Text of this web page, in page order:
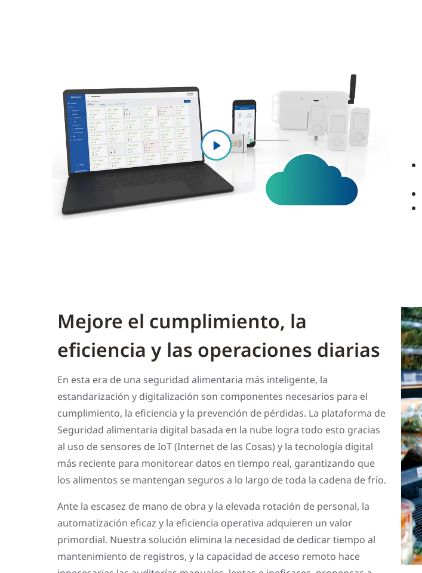
Mejore el cumplimiento, la
eficiencia y las operaciones diarias
En esta era de una seguridad alimentaria más inteligente, la
estandarización y digitalización son componentes necesarios para el
cumplimiento, la eficiencia y la prevención de pérdidas. La plataforma de
Seguridad alimentaria digital basada en la nube logra todo esto gracias
al uso de sensores de IoT (Internet de las Cosas) y la tecnología digital
más reciente para monitorear datos en tiempo real, garantizando que
los alimentos se mantengan seguros a lo largo de toda la cadena de frío.
Ante la escasez de mano de obra y la elevada rotación de personal, la
automatización eficaz y la eficiencia operativa adquieren un valor
primordial. Nuestra solución elimina la necesidad de dedicar tiempo al
mantenimiento de registros, y la capacidad de acceso remoto hace